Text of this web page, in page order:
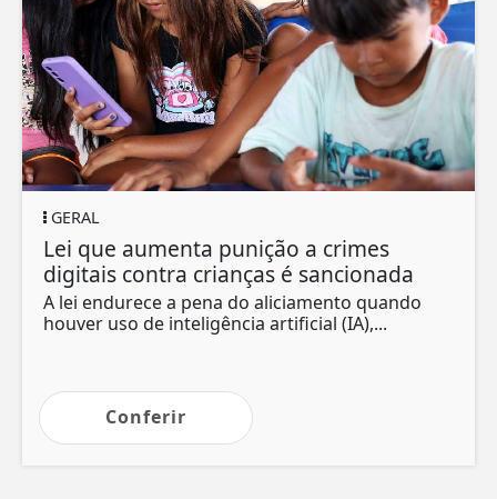
GERAL
Lei que aumenta punição a crimes
digitais contra crianças é sancionada
A lei endurece a pena do aliciamento quando
houver uso de inteligência artificial (IA),...
Conferir